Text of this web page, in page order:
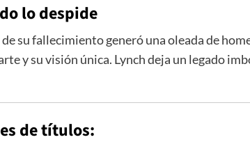
lo despide
su fallecimiento generó una oleada de
y su visión única. Lynch deja un legado
de títulos: